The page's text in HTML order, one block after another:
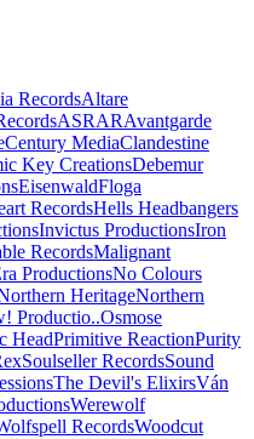
RecordsAltare
ASRARAvantgarde
Century MediaClandestine
Key CreationsDebemur
EisenwaldFloga
RecordsHells Headbangers
Invictus ProductionsIron
RecordsMalignant
ProductionsNo Colours
HeritageNorthern
Productio..Osmose
HeadPrimitive ReactionPurity
Soulseller RecordsSound
The Devil's ElixirsVán
Werewolf
RecordsWoodcut